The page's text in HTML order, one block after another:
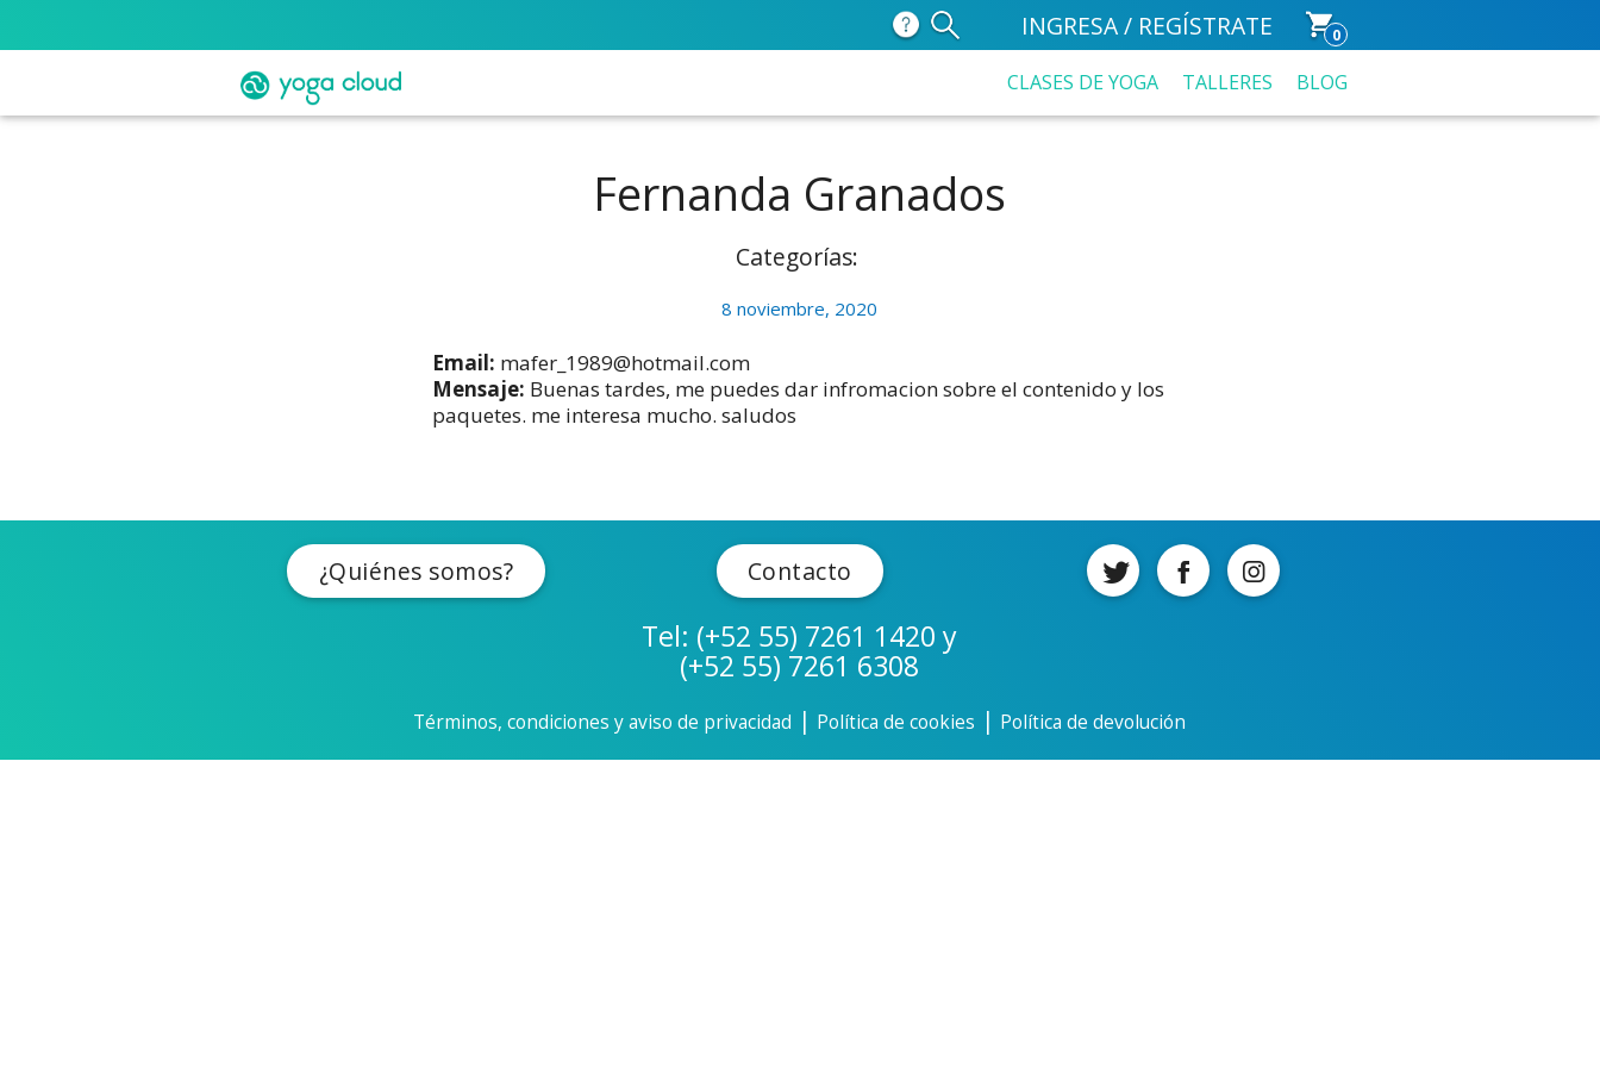
INGRESA / REGÍSTRATE 0
CLASES DE YOGA TALLERES BLOG
Fernanda Granados
Categorías:
8 noviembre, 2020
Email: mafer_1989@hotmail.com
Mensaje: Buenas tardes, me puedes dar infromacion sobre el contenido y los
paquetes. me interesa mucho. saludos
¿Quiénes somos? Contacto
Tel: (+52 55) 7261 1420 y
(+52 55) 7261 6308
Términos, condiciones y aviso de privacidad | Política de cookies | Política de devolución